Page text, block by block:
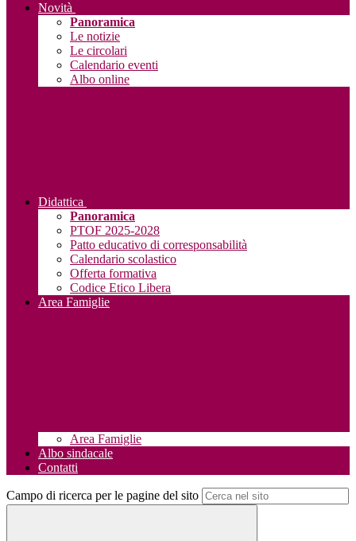
Novità
Panoramica
Le notizie
Le circolari
Calendario eventi
Albo online
Didattica
Panoramica
PTOF 2025-2028
Patto educativo di corresponsabilità
Calendario scolastico
Offerta formativa
Codice Etico Libera
Area Famiglie
Area Famiglie
Albo sindacale
Contatti
Campo di ricerca per le pagine del sito